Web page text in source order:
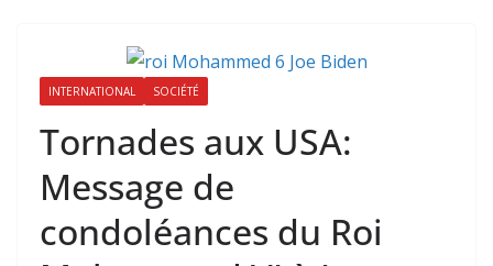
INTERNATIONAL SOCIÉTÉ
Tornades aux USA:
Message de
condoléances du Roi